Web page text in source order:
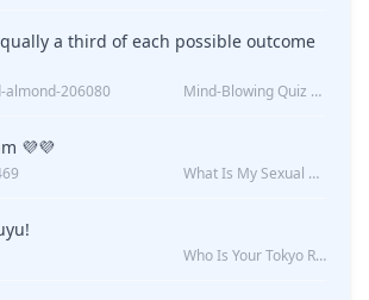
a third of each possible outcome
almond-206080 Mind-Blowing Quiz Reveals: Will I Be Alone Forever?
I am 💜💜
What Is My Sexual Orientation: Uncovered
Who Is Your Tokyo Revengers Boyfriend?